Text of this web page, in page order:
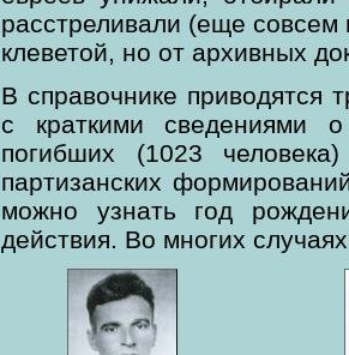
расстреливали (еще
клеветой, но от архивных
В справочнике приводятся
с краткими сведениями
погибших (1023
партизанских
можно узнать год
действия. Во многих